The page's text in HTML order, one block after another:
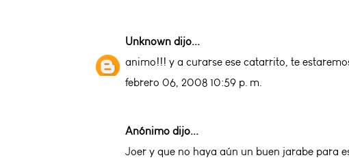
Unknown dijo...
animo!!! y a curarse ese catarrito, te
febrero 06, 2008 10:59 p. m.
Anónimo dijo...
Joer y que no haya aún un buen jarabe para